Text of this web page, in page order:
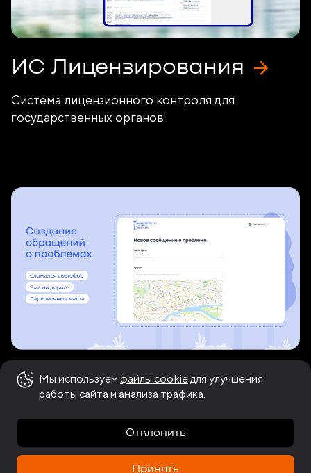
ИС Лицензирования
Система лицензионного контроля для
государственных органов
Благоустройство
города
Сообщите о проблемах городской среды
Мы используем файлы cookieдля улучшения
работы сайта и анализа трафика.
Отклонить
Принять